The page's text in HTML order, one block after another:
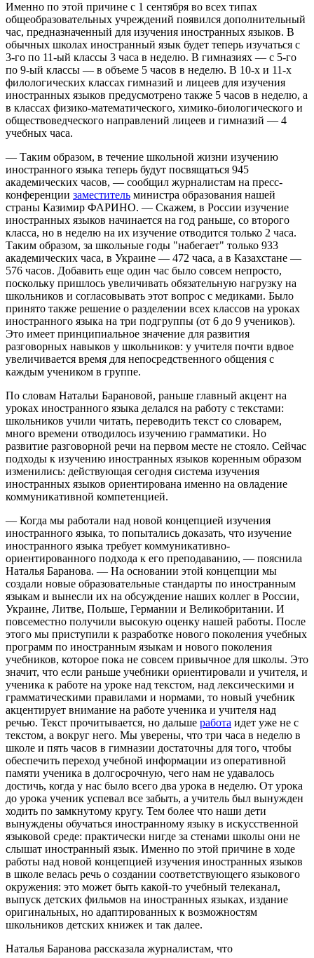
Именно по этой причине с 1 сентября во всех типах
общеобразовательных учреждений появился дополнительный
час, предназначенный для изучения иностранных языков. В
обычных школах иностранный язык будет теперь изучаться с
3-го по 11-ый классы 3 часа в неделю. В гимназиях — с 5-го
по 9-ый классы — в объеме 5 часов в неделю. В 10-х и 11-х
филологических классах гимназий и лицеев для изучения
иностранных языков предусмотрено также 5 часов в неделю, а
в классах физико-математического, химико-биологического и
обществоведческого направлений лицеев и гимназий — 4
учебных часа.
— Таким образом, в течение школьной жизни изучению
иностранного языка теперь будут посвящаться 945
академических часов, — сообщил журналистам на пресс-
конференции заместитель министра образования нашей
страны Казимир ФАРИНО. — Скажем, в России изучение
иностранных языков начинается на год раньше, со второго
класса, но в неделю на их изучение отводится только 2 часа.
Таким образом, за школьные годы "набегает" только 933
академических часа, в Украине — 472 часа, а в Казахстане —
576 часов. Добавить еще один час было совсем непросто,
поскольку пришлось увеличивать обязательную нагрузку на
школьников и согласовывать этот вопрос с медиками. Было
принято также решение о разделении всех классов на уроках
иностранного языка на три подгруппы (от 6 до 9 учеников).
Это имеет принципиальное значение для развития
разговорных навыков у школьников: у учителя почти вдвое
увеличивается время для непосредственного общения с
каждым учеником в группе.
По словам Натальи Барановой, раньше главный акцент на
уроках иностранного языка делался на работу с текстами:
школьников учили читать, переводить текст со словарем,
много времени отводилось изучению грамматики. Но
развитие разговорной речи на первом месте не стояло. Сейчас
подходы к изучению иностранных языков коренным образом
изменились: действующая сегодня система изучения
иностранных языков ориентирована именно на овладение
коммуникативной компетенцией.
— Когда мы работали над новой концепцией изучения
иностранного языка, то попытались доказать, что изучение
иностранного языка требует коммуникативно-
ориентированного подхода к его преподаванию, — пояснила
Наталья Баранова. — На основании этой концепции мы
создали новые образовательные стандарты по иностранным
языкам и вынесли их на обсуждение наших коллег в России,
Украине, Литве, Польше, Германии и Великобритании. И
повсеместно получили высокую оценку нашей работы. После
этого мы приступили к разработке нового поколения учебных
программ по иностранным языкам и нового поколения
учебников, которое пока не совсем привычное для школы. Это
значит, что если раньше учебники ориентировали и учителя, и
ученика к работе на уроке над текстом, над лексическими и
грамматическими правилами и нормами, то новый учебник
акцентирует внимание на работе ученика и учителя над
речью. Текст прочитывается, но дальше работа идет уже не с
текстом, а вокруг него. Мы уверены, что три часа в неделю в
школе и пять часов в гимназии достаточны для того, чтобы
обеспечить переход учебной информации из оперативной
памяти ученика в долгосрочную, чего нам не удавалось
достичь, когда у нас было всего два урока в неделю. От урока
до урока ученик успевал все забыть, а учитель был вынужден
ходить по замкнутому кругу. Тем более что наши дети
вынуждены обучаться иностранному языку в искусственной
языковой среде: практически нигде за стенами школы они не
слышат иностранный язык. Именно по этой причине в ходе
работы над новой концепцией изучения иностранных языков
в школе велась речь о создании соответствующего языкового
окружения: это может быть какой-то учебный телеканал,
выпуск детских фильмов на иностранных языках, издание
оригинальных, но адаптированных к возможностям
школьников детских книжек и так далее.
Наталья Баранова рассказала журналистам, что